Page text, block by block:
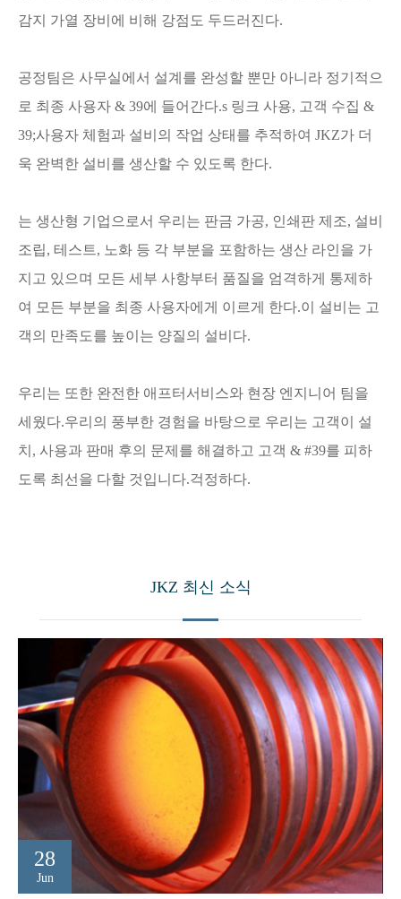
감지 가열 장비에 비해 강점도 두드러진다.
공정팀은 사무실에서 설계를 완성할 뿐만 아니라 정기적으
로 최종 사용자 & 39에 들어간다.s 링크 사용, 고객 수집 &
39;사용자 체험과 설비의 작업 상태를 추적하여 JKZ가 더
욱 완벽한 설비를 생산할 수 있도록 한다.
는 생산형 기업으로서 우리는 판금 가공, 인쇄판 제조, 설비
조립, 테스트, 노화 등 각 부분을 포함하는 생산 라인을 가
지고 있으며 모든 세부 사항부터 품질을 엄격하게 통제하
여 모든 부분을 최종 사용자에게 이르게 한다.이 설비는 고
객의 만족도를 높이는 양질의 설비다.
우리는 또한 완전한 애프터서비스와 현장 엔지니어 팀을
세웠다.우리의 풍부한 경험을 바탕으로 우리는 고객이 설
치, 사용과 판매 후의 문제를 해결하고 고객 & #39를 피하
도록 최선을 다할 것입니다.걱정하다.
JKZ 최신 소식
28
Jun